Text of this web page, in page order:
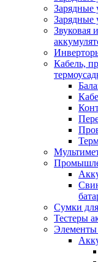
Зарядные
Зарядные
Звуковая
Кабель,
Сумки
Тестеры
Элементы